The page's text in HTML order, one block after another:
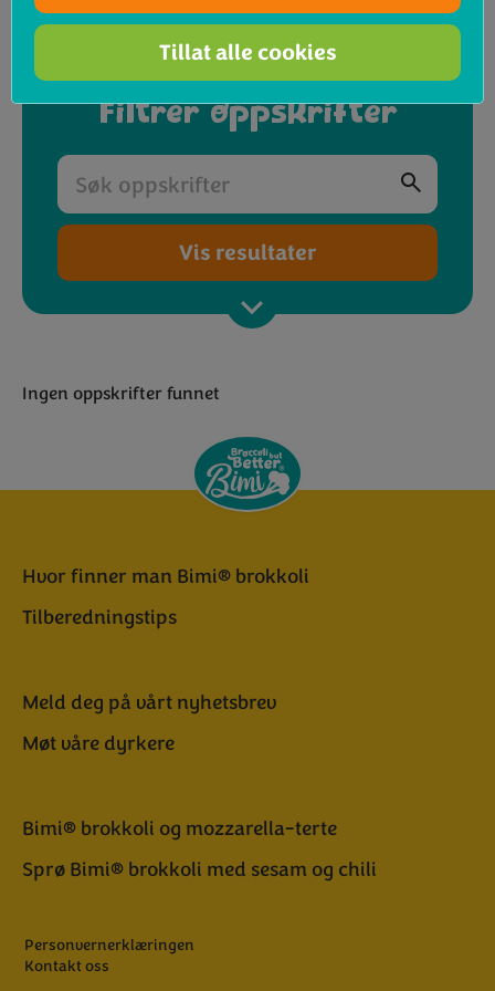
dans la recettede falafels de brocoli Bimi®.
Filtrer oppskrifter
Vis resultater
Ingen oppskrifter funnet
Tillat alle cookies
Hvor finner man Bimi® brokkoli
Tilberedningstips
Meld deg på vårt nyhetsbrev
Møt våre dyrkere
Bimi® brokkoli og mozzarella-terte
Sprø Bimi® brokkoli med sesam og chili
Personvernerklæringen
Kontakt oss